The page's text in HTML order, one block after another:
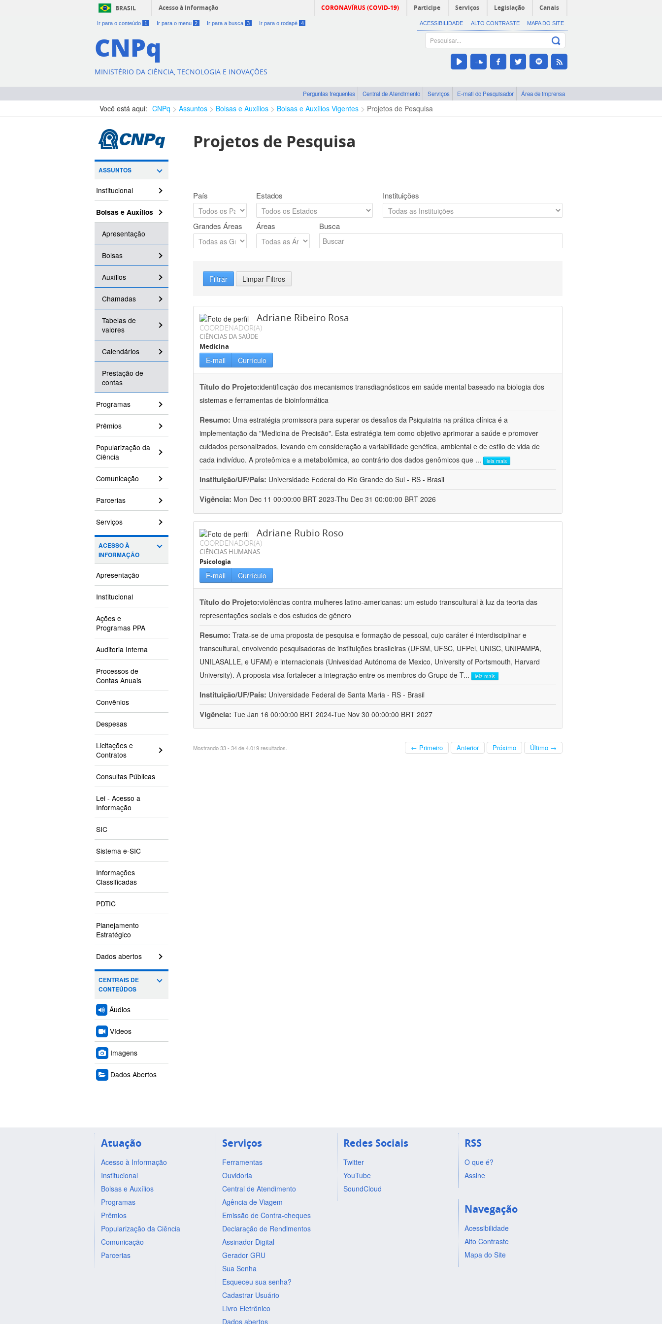
BRASIL Acesso à informação CORONAVÍRUS (COVID-19) Participe Serviços Legislação Canais
Ir para o conteúdo 1 Ir para o menu 2 Ir para a busca 3 Ir para o rodapé 4 ACESSIBILIDADE ALTO CONTRASTE MAPA DO SITE
CNPq
MINISTÉRIO DA CIÊNCIA, TECNOLOGIA E INOVAÇÕES
Perguntas frequentes Central de Atendimento Serviços E-mail do Pesquisador Área de imprensa
Você está aqui: CNPq Assuntos Bolsas e Auxílios Bolsas e Auxílios Vigentes Projetos de Pesquisa
ASSUNTOS
Institucional
Bolsas e Auxílios
Apresentação
Bolsas
Auxílios
Chamadas
Tabelas de
valores
Calendários
Prestação de
contas
Programas
Prêmios
Popularização da
Ciência
Comunicação
Parcerias
Serviços
ACESSO À
INFORMAÇÃO
Apresentação
Institucional
Ações e
Programas PPA
Auditoria Interna
Processos de
Contas Anuais
Convênios
Despesas
Licitações e
Contratos
Consultas Públicas
Lei - Acesso a
Informação
SIC
Sistema e-SIC
Informações
Classificadas
PDTIC
Planejamento
Estratégico
Dados abertos
CENTRAIS DE
CONTEÚDOS
Áudios
Vídeos
Imagens
Dados Abertos
Projetos de Pesquisa
País Estados Instituições
Grandes Áreas Áreas Busca
Filtrar Limpar Filtros
Adriane Ribeiro Rosa
COORDENADOR(A)
CIÊNCIAS DA SAÚDE
Medicina
E-mail Currículo
Título do Projeto:identificação dos mecanismos transdiagnósticos em saúde mental baseado na biologia dos
sistemas e ferramentas de bioinformática
Resumo: Uma estratégia promissora para superar os desafios da Psiquiatria na prática clínica é a
implementação da "Medicina de Precisão". Esta estratégia tem como objetivo aprimorar a saúde e promover
cuidados personalizados, levando em consideração a variabilidade genética, ambiental e de estilo de vida de
cada indivíduo. A proteômica e a metabolômica, ao contrário dos dados genômicos que ... leia mais
Instituição/UF/País: Universidade Federal do Rio Grande do Sul - RS - Brasil
Vigência: Mon Dec 11 00:00:00 BRT 2023-Thu Dec 31 00:00:00 BRT 2026
Adriane Rubio Roso
COORDENADOR(A)
CIÊNCIAS HUMANAS
Psicologia
E-mail Currículo
Título do Projeto:violências contra mulheres latino-americanas: um estudo transcultural à luz da teoria das
representações sociais e dos estudos de gênero
Resumo: Trata-se de uma proposta de pesquisa e formação de pessoal, cujo caráter é interdisciplinar e
transcultural, envolvendo pesquisadoras de instituições brasileiras (UFSM, UFSC, UFPel, UNISC, UNIPAMPA,
UNILASALLE, e UFAM) e internacionais (Univesidad Autónoma de Mexico, University of Portsmouth, Harvard
University). A proposta visa fortalecer a integração entre os membros do Grupo de T... leia mais
Instituição/UF/País: Universidade Federal de Santa Maria - RS - Brasil
Vigência: Tue Jan 16 00:00:00 BRT 2024-Tue Nov 30 00:00:00 BRT 2027
Mostrando 33 - 34 de 4.019 resultados. ← Primeiro Anterior Próximo Último →
Atuação
Acesso à Informação
Institucional
Bolsas e Auxílios
Programas
Prêmios
Popularização da Ciência
Comunicação
Parcerias
Serviços
Ferramentas
Ouvidoria
Central de Atendimento
Agência de Viagem
Emissão de Contra-cheques
Declaração de Rendimentos
Assinador Digital
Gerador GRU
Sua Senha
Esqueceu sua senha?
Cadastrar Usuário
Livro Eletrônico
Dados abertos
Redes Sociais
Twitter
YouTube
SoundCloud
RSS
O que é?
Assine
Navegação
Acessibilidade
Alto Contraste
Mapa do Site